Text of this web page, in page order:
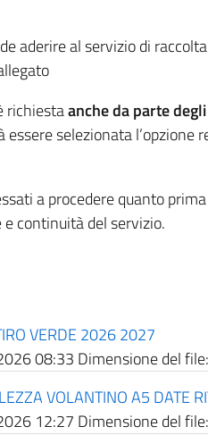
aderire al servizio di
richiestaanche da parte
essere selezionata l’opzione
a procedere quanto
continuità del servizio.
VERDE 2026 2027
08:33 Dimensione del file:
VOLANTINO A5 DATE
12:27 Dimensione del file: